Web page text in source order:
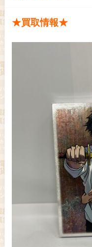
★買取情報★